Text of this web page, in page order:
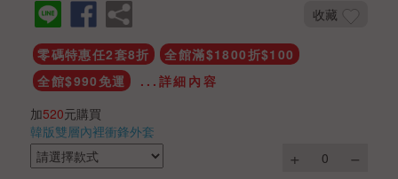
收藏
零碼特惠任2套8折
全館滿$1800折$100
全館$990免運
...詳細內容
加520元購買
韓版雙層內裡衝鋒外套